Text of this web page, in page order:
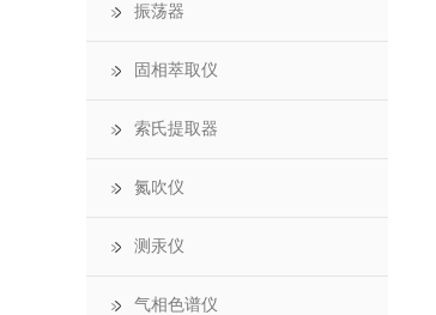
振荡器
固相萃取仪
索氏提取器
氮吹仪
测汞仪
气相色谱仪